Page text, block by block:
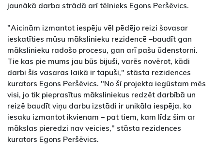
jaunākā darba strādā arī tēlnieks Egons Peršēvics.
"Aicinām izmantot iespēju vēl pēdējo reizi šovasar
ieskatīties mūsu mākslinieku rezidencē –baudīt gan
mākslinieku radošo procesu, gan arī pašu ūdenstorni.
Tie kas pie mums jau būs bijuši, varēs novērot, kādi
darbi šīs vasaras laikā ir tapuši," stāsta rezidences
kurators Egons Peršēvics. "No šī projekta iegūstam mēs
visi, jo tik pieprasītus māksliniekus redzēt darbībā un
reizē baudīt viņu darbu izstādi ir unikāla iespēja, ko
iesaku izmantot ikvienam – pat tiem, kam līdz šim ar
mākslas pieredzi nav veicies," stāsta rezidences
kurators Egons Peršēvics.